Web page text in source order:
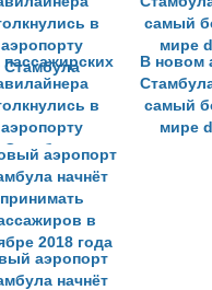
в
аэропорту
Стамбула
В новом
самый
мире
аэропорт
начнёт